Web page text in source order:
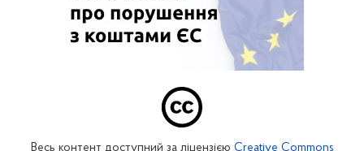
Весь контент доступний за ліцензією Creative Commons